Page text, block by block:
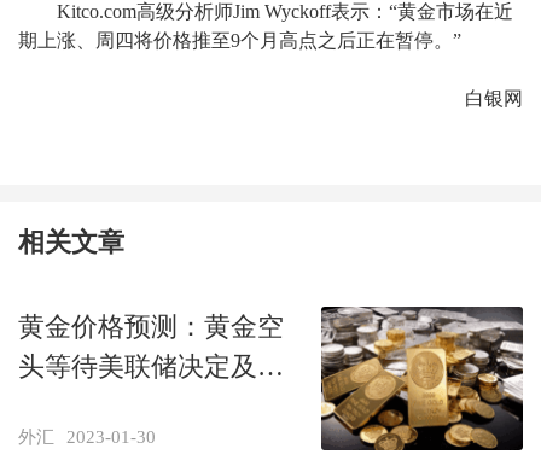
Kitco.com高级分析师Jim Wyckoff表示：“黄金市场在近
期上涨、周四将价格推至9个月高点之后正在暂停。”
白银网
相关文章
黄金价格预测：黄金空
头等待美联储决定及美
外汇 2023-01-30